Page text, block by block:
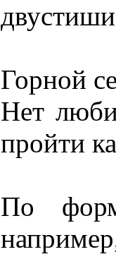
Горной
Нет
пройти
По